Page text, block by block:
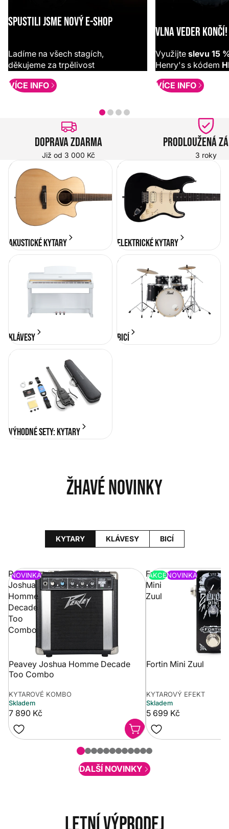
SPUSTILI JSME NOVÝ E-SHOP
Ladíme na všech stagích,
děkujeme za trpělivost
VÍCE INFO
VLNA VEDER KONČÍ!
Využijte slevu 15
Henry's s kódem
VÍCE INFO
Doprava zdarma
Již od 3 000 Kč
Prodloužená
3 roky
Akustické kytary
Akustické kytary
Elektrické kytary
Elektrické kytary
KLÁVESY
KLÁVESY
BICÍ
BICÍ
Výhodné sety: Kytary
Výhodné sety: Kytary
Žhavé novinky
KYTARY KLÁVESY BICÍ
Peavey
Joshua
Homme
Decade
Too
Combo
NOVINKA
Peavey Joshua Homme Decade
Too Combo
KYTAROVÉ KOMBO
Skladem
7 890 Kč
Fortin
Mini
Zuul
AKCENOVINKA
Fortin Mini Zuul
KYTAROVÝ EFEKT
Skladem
5 699 Kč
DALŠÍ NOVINKY